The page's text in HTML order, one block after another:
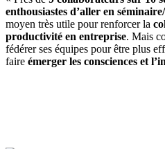
enthousiastes d’aller en
moyen très utile pour renforcer la
productivité en entreprise. Mais
fédérer ses équipes pour être plus
faire émerger les consciences et